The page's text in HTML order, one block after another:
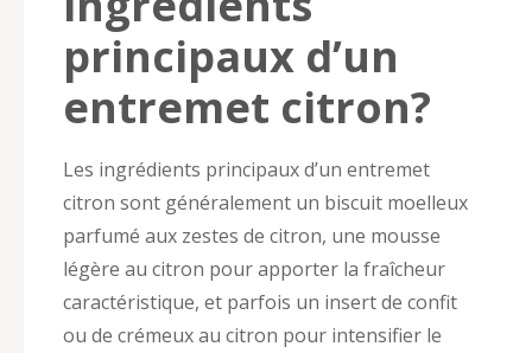
principaux d’un
entremet citron?
Les ingrédients principaux d’un entremet
citron sont généralement un biscuit moelleux
parfumé aux zestes de citron, une mousse
légère au citron pour apporter la fraîcheur
caractéristique, et parfois un insert de confit
ou de crémeux au citron pour intensifier le